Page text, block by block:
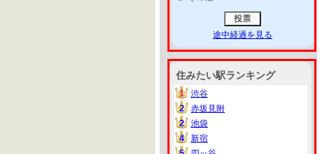
途中経過を見る
住みたい駅ランキング
1
1
渋谷
2
2
赤坂見附
2
2
池袋
4
4
新宿